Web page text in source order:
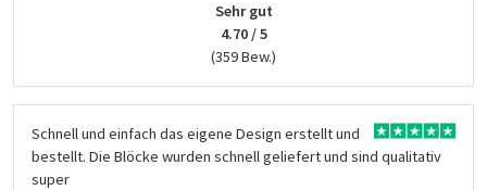
Schnell und einfach das eigene Design erstellt und
bestellt. Die Blöcke wurden schnell geliefert und sind qualitativ
super
Sehr gut
4.70 / 5
(359 Bew.)